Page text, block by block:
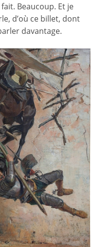
Beaucoup. Et je
d’où ce billet, dont
davantage.